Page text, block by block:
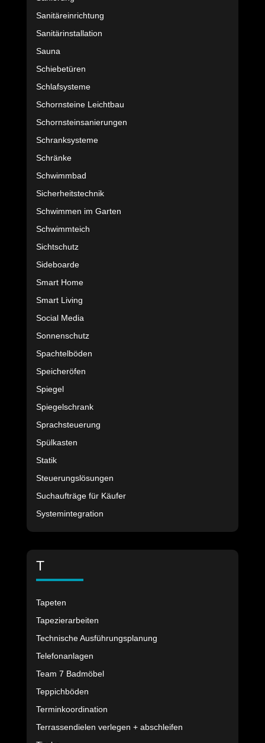
Sanitäreinrichtung
Sanitärinstallation
Sauna
Schiebetüren
Schlafsysteme
Schornsteine Leichtbau
Schornsteinsanierungen
Schranksysteme
Schränke
Schwimmbad
Sicherheitstechnik
Schwimmen im Garten
Schwimmteich
Sichtschutz
Sideboarde
Smart Home
Smart Living
Social Media
Sonnenschutz
Spachtelböden
Speicheröfen
Spiegel
Spiegelschrank
Sprachsteuerung
Spülkasten
Statik
Steuerungslösungen
Suchaufträge für Käufer
Systemintegration
T
Tapeten
Tapezierarbeiten
Technische Ausführungsplanung
Telefonanlagen
Team 7 Badmöbel
Teppichböden
Terminkoordination
Terrassendielen verlegen + abschleifen